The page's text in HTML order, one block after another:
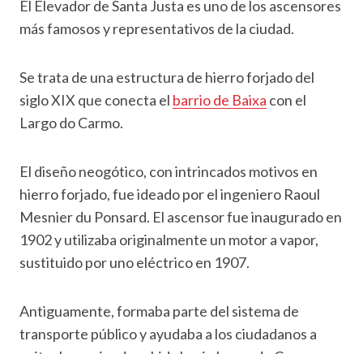
El Elevador de Santa Justa es uno de los ascensores
más famosos y representativos de la ciudad.
Se trata de una estructura de hierro forjado del
siglo XIX que conecta el barrio de Baixa con el
Largo do Carmo.
El diseño neogótico, con intrincados motivos en
hierro forjado, fue ideado por el ingeniero Raoul
Mesnier du Ponsard. El ascensor fue inaugurado en
1902 y utilizaba originalmente un motor a vapor,
sustituido por uno eléctrico en 1907.
Antiguamente, formaba parte del sistema de
transporte público y ayudaba a los ciudadanos a